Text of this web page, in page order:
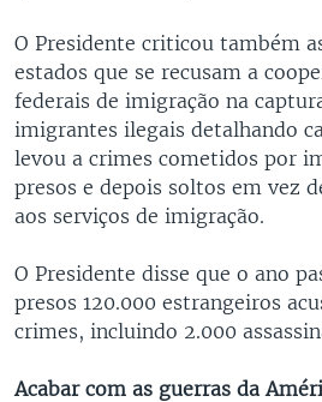
O Presidente criticou também
estados que se recusam a
federais de imigração na
imigrantes ilegais detalhando
levou a crimes cometidos por
presos e depois soltos em vez
aos serviços de imigração.
O Presidente disse que o ano
presos 120.000 estrangeiros
crimes, incluindo 2.000
Acabar com as guerras da